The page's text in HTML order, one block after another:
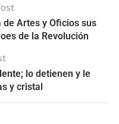
de Artes y Oficios sus
de la Revolución
lo detienen y le
y cristal